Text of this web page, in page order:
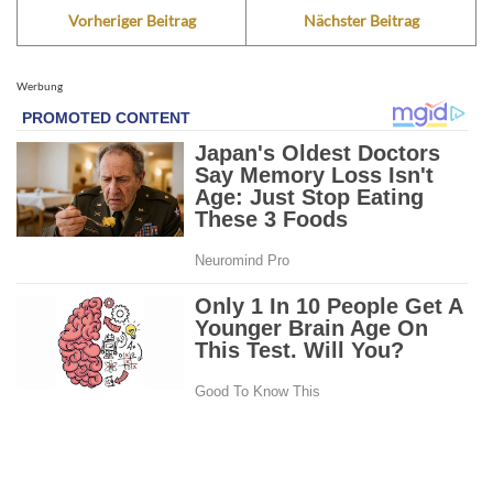
Vorheriger Beitrag Nächster Beitrag
Werbung